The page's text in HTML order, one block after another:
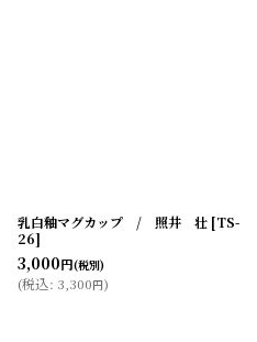
乳白釉マグカップ / 照井 壮 [TS-
26]
3,000円(税別)
(税込: 3,300円)